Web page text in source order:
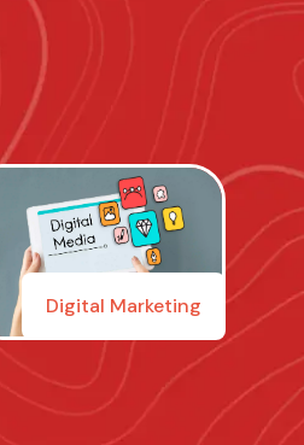
Digital Marketing